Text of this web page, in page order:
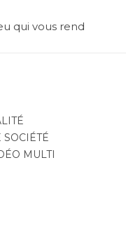
qui vous rend
SOCIÉTÉ
MULTI